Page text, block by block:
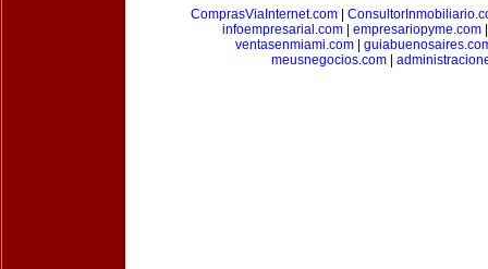
ComprasViaInternet.com
infoempresarial.com| empresariopyme.com
ventasenmiami.com|
meusnegocios.com|